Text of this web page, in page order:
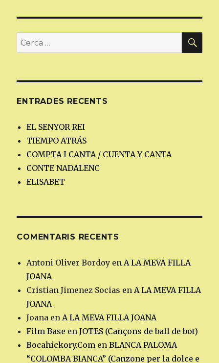
Cerca:
ENTRADES RECENTS
EL SENYOR REI
TIEMPO ATRÁS
COMPTA I CANTA / CUENTA Y CANTA
CONTE NADALENC
ELISABET
COMENTARIS RECENTS
Antoni Oliver Bordoy en A LA MEVA FILLA
JOANA
Cristian Jimenez Socias en A LA MEVA FILLA
JOANA
Joana en A LA MEVA FILLA JOANA
Film Base enJOTES (Cançons de ball de bot)
Bocahickory.Com enBLANCA PALOMA
“COLOMBA BIANCA” (Canzone per la dolce e